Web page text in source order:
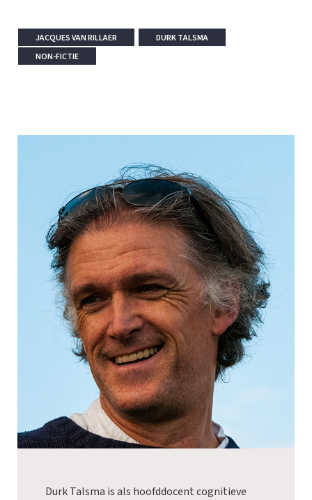
JACQUES VAN RILLAER
DURK TALSMA
NON-FICTIE
Durk Talsma is als hoofddocent cognitieve